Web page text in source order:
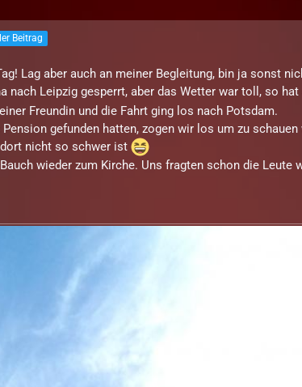
Beitrag
Lag aber auch an meiner Begleitung, bin ja sonst
nach Leipzig gesperrt, aber das Wetter war toll, so
Freundin und die Fahrt ging los nach Potsdam.
gefunden hatten, zogen wir los um zu
dort nicht so schwer ist
wieder zum Kirche. Uns fragten schon die Leute